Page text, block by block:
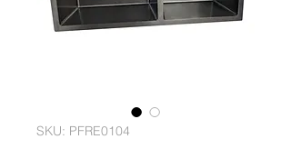
SKU: PFRE0104